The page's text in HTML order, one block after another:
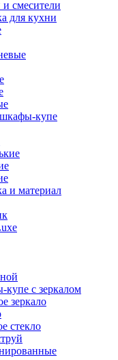
смесители
для кухни
купе
и материал
с зеркалом
зеркало
стекло